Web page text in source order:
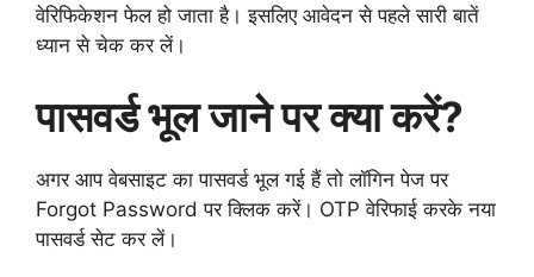
वेरिफिकेशन फेल हो जाता है। इसलिए आवेदन से पहले सारी बातें
ध्यान से चेक कर लें।
पासवर्ड भूल जाने पर क्या करें?
अगर आप वेबसाइट का पासवर्ड भूल गई हैं तो लॉगिन पेज पर
Forgot Password पर क्लिक करें। OTP वेरिफाई करके नया
पासवर्ड सेट कर लें।